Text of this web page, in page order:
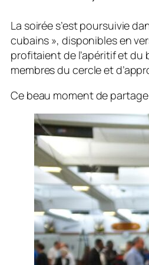
La soirée s’est poursuivie
cubains », disponibles en
profitaient de l’apéritif et du
membres du cercle et
Ce beau moment de